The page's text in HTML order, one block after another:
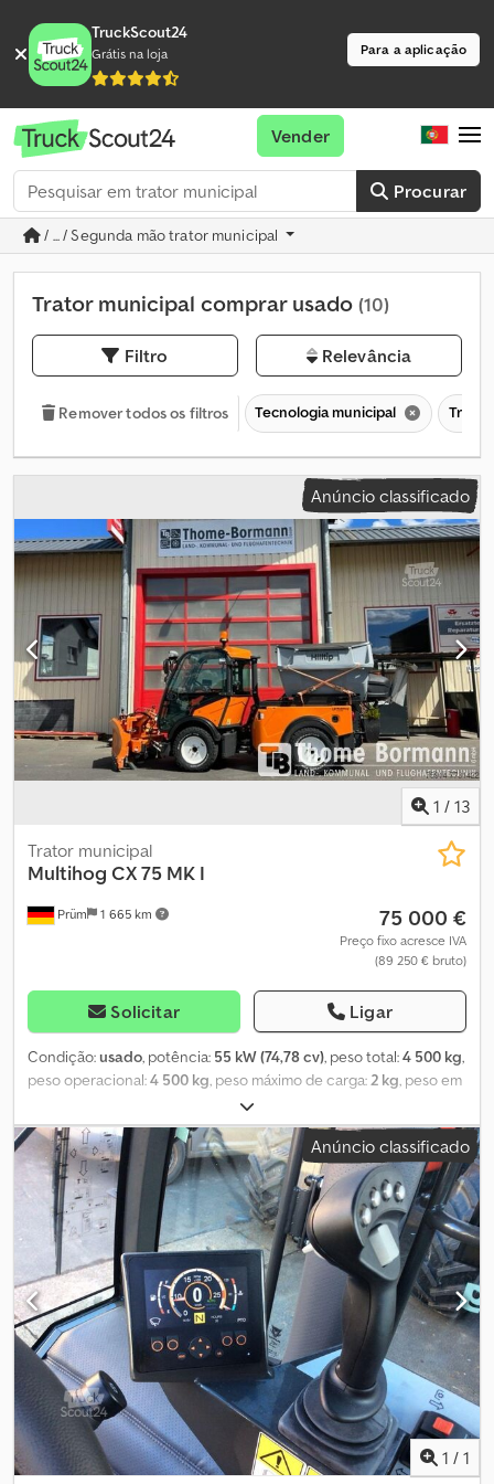
TruckScout24
Grátis na loja Para a aplicação
Procurar
Vender
/ ... / Segunda mão trator municipal
Trator municipal comprar usado (10)
Filtro Relevância
Remover todos os filtros Tecnologia municipal
Anúncio classificado
1 / 13
Prüm 1 665 km
Trator municipal
Multihog CX 75 MK I
75 000 €
Preço fixo acresce IVA
(89 250 € bruto)
Solicitar Ligar
Condição:usado, potência: 55 kW (74,78 cv), peso total:4 500 kg,
peso operacional:4 500 kg, peso máximo de carga:2 kg, peso em
2019
h, velocidade máxima:50 km/h, Horas de funcionamento: 229,
Tipo de motor: TIER 4 final, Primeira matrícula: 08.11.2021. Mulithog
CX 75, incluindo acessórios: lâmina de neve e espalhador de sal –
unidade para serviços de inverno. Equipamento de série: - 75 cv
(55,4 kW) - Motor diesel Deutz de 3 cilindros, 2,2 l, nível 5 - Cabine
espaçosa com aquecimento e ar condicionado - Banco do
condutor com suspensão pneumática, apoio lombar alto e cinto
de segurança de 3 pontos - Ar condicionado - Iluminação pública
montada na parte superior - Ventilador de arrefecimento
hidráulico, com velocidade variável e controlado pela
temperatura - Tração integral permanente com bloqueio de
diferencial - Elevador hidráulico de 3 pontos na frente, incluindo
ajuste mecânico da rotação da haste e posição de flutuação -
Joystick de 2 eixos e manete em miniatura para controlar as
funções hidráulicas - Peso total do veículo: 3500 kg (7.716 lbs) -
Espelhos retrovisores ajustáveis manualmente e aquecidos. Luz
Anúncio classificado
1 / 1